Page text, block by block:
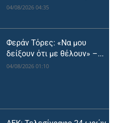
04/08/2026 04:35
Φεράν Τόρες: «Να μου
δείξουν ότι με θέλουν» –...
04/08/2026 01:10